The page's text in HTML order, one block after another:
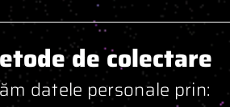
de colectare
datele personale prin: